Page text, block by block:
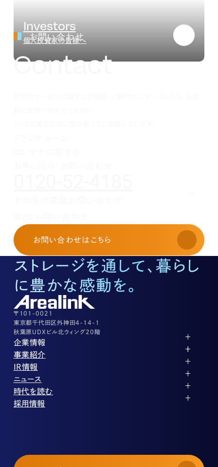
Investors
個人投資家の皆様へ
お問い合わせ
Contact
お申し込み・お問い合わせ
03-3526-8568
土地活用に関するお問い合わせ
03-3526-8574
底地に関するお問い合わせ
03-3526-8572
株式に関するお問い合わせ
03-3526-8556
その他上記に当てはまらない案件等
03-3526-8556
お問い合わせ はこちら
ストレージを通して、暮らし
に豊かな感動を。
〒101-0021
東京都千代田区外神田4-14-1
秋葉原UDXビル北ウィング20階
企業情報
代表メッセージ
企業理念
会社概要
役員紹介
沿革
コーポレートガバナンス
事業紹介
ストレージ事業
パートナー制度
ストレージライフ
土地権利整備事業
オフィス事業
アセット事業
IR情報
IRカレンダー
中期経営計画
事業等のリスク
株式・株主情報
個人投資家の皆様へ
ニュース
PR
IR
時代を読む
投稿一覧
採用情報
採用エントリー